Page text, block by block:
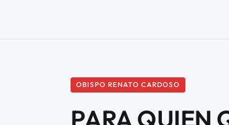
OBISPO RENATO CARDOSO
PARA QUIEN